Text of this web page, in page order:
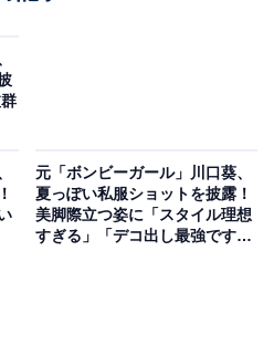
元「ボンビーガール」川口葵、
夏っぽい私服ショットを披露！
美脚際立つ姿に「スタイル理想
すぎる」「デコ出し最強です